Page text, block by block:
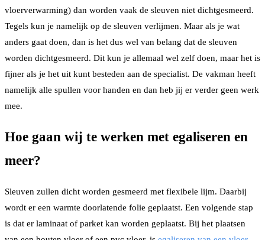
vloerverwarming) dan worden vaak de sleuven niet dichtgesmeerd.
Tegels kun je namelijk op de sleuven verlijmen. Maar als je wat
anders gaat doen, dan is het dus wel van belang dat de sleuven
worden dichtgesmeerd. Dit kun je allemaal wel zelf doen, maar het is
fijner als je het uit kunt besteden aan de specialist. De vakman heeft
namelijk alle spullen voor handen en dan heb jij er verder geen werk
mee.
Hoe gaan wij te werken met egaliseren en
meer?
Sleuven zullen dicht worden gesmeerd met flexibele lijm. Daarbij
wordt er een warmte doorlatende folie geplaatst. Een volgende stap
is dat er laminaat of parket kan worden geplaatst. Bij het plaatsen